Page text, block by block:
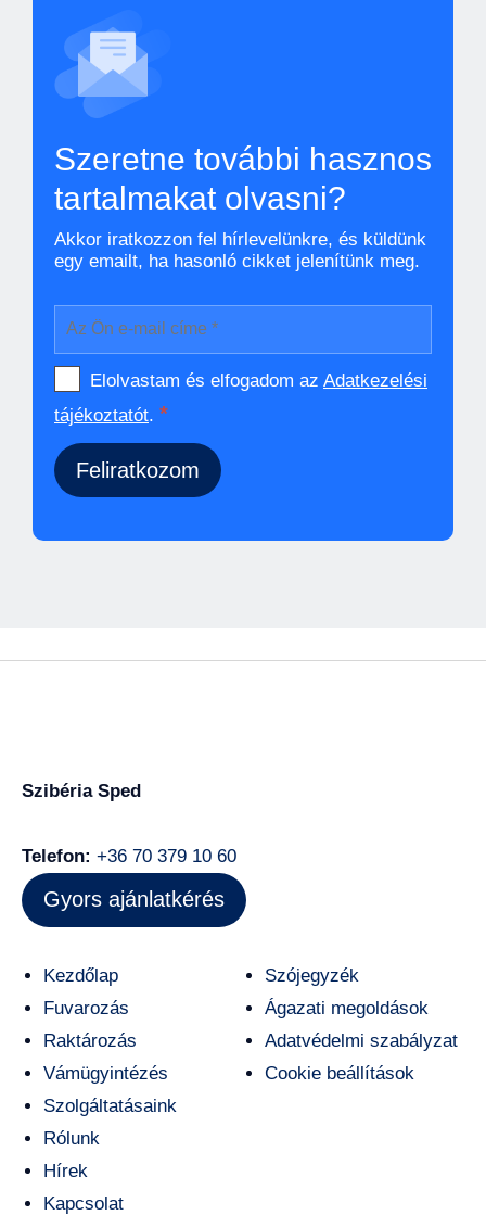
Szeretne további hasznos
tartalmakat olvasni?
Akkor iratkozzon fel hírlevelünkre, és küldünk
egy emailt, ha hasonló cikket jelenítünk meg.
Elolvastam és elfogadom az Adatkezelési
tájékoztatót. *
Szibéria Sped
Telefon: +36 70 379 10 60
Gyors ajánlatkérés
Kezdőlap
Fuvarozás
Raktározás
Vámügyintézés
Szolgáltatásaink
Rólunk
Hírek
Kapcsolat
Szójegyzék
Ágazati megoldások
Adatvédelmi szabályzat
Cookie beállítások